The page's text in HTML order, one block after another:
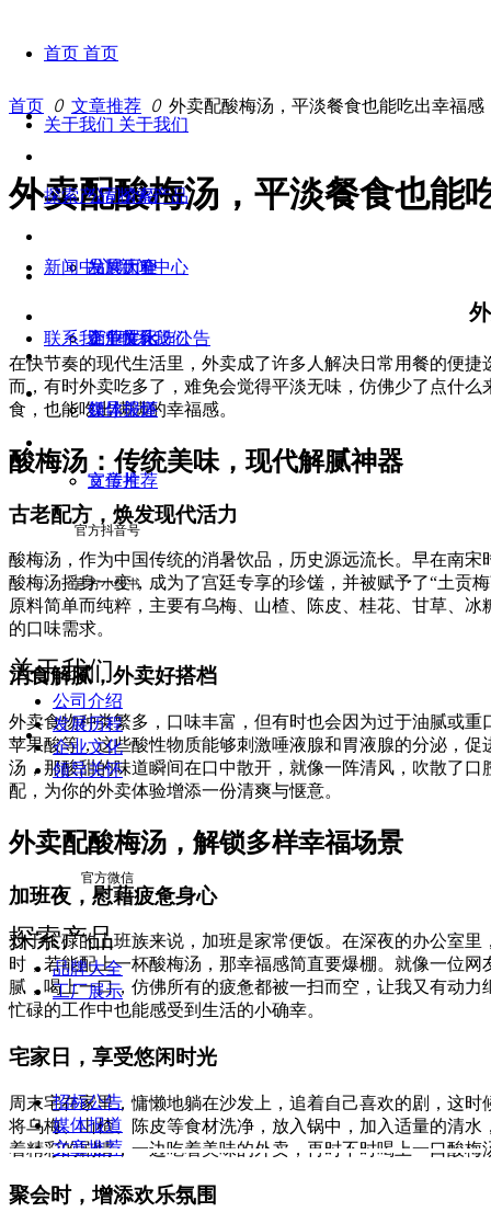
首页 首页
关于我们 关于我们
公司介绍
发展历程
企业文化
领导关怀
宣传片
探索产品 探索产品
品牌大全
工厂展示
新闻中心 新闻中心
竞争性比选公告
媒体报道
文章推荐
联系我们 联系我们
官方抖音号
官方小红书
官方微信
首页 ꄲ 文章推荐 ꄲ 外卖配酸梅汤，平淡餐食也能吃出幸福感
外卖配酸梅汤，平淡餐食也能
在快节奏的现代生活里，外卖成了许多人解决日常用餐的便
而，有时外卖吃多了，难免会觉得平淡无味，仿佛少了点什
食，也能吃出满满的幸福感。
酸梅汤：传统美味，现代解腻神器
古老配方，焕发现代活力
酸梅汤，作为中国传统的消暑饮品，历史源远流长。早在南
酸梅汤摇身一变，成为了宫廷专享的珍馐，并被赋予了“土贡
原料简单而纯粹，主要有乌梅、山楂、陈皮、桂花、甘草、
的口味需求。
消食解腻，外卖好搭档
外卖食物种类繁多，口味丰富，但有时也会因为过于油腻或
苹果酸等，这些酸性物质能够刺激唾液腺和胃液腺的分泌，
汤，那酸甜的味道瞬间在口中散开，就像一阵清风，吹散了
配，为你的外卖体验增添一份清爽与惬意。
外卖配酸梅汤，解锁多样幸福场景
加班夜，慰藉疲惫身心
对于忙碌的上班族来说，加班是家常便饭。在深夜的办公室
时，若能配上一杯酸梅汤，那幸福感简直要爆棚。就像一位
腻，喝上一口，仿佛所有的疲惫都被一扫而空，让我又有动
忙碌的工作中也能感受到生活的小确幸。
宅家日，享受悠闲时光
周末宅在家里，慵懒地躺在沙发上，追着自己喜欢的剧，这
将乌梅、山楂、陈皮等食材洗净，放入锅中，加入适量的清
着精彩的剧情，一边吃着美味的外卖，再时不时喝上一口酸
聚会时，增添欢乐氛围
关于我们
公司介绍
发展历程
企业文化
领导关怀
探索产品
品牌大全
工厂展示
招标公告
媒体报道
文章推荐